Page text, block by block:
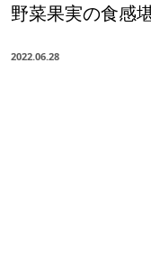
野菜果実の食感
2022.06.28